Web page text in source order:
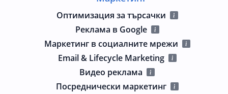
Оптимизация за търсачки
Реклама в Google
Маркетинг в социалните мрежи
Email & Lifecycle Marketing
Видео реклама
Посреднически маркетинг